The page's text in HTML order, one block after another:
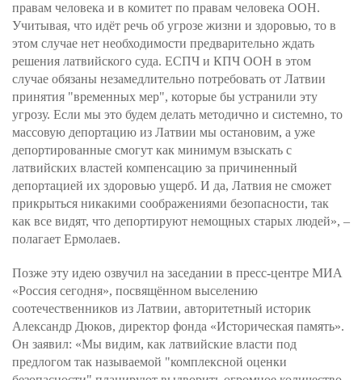
правам человека и в комитет по правам человека ООН.
Учитывая, что идёт речь об угрозе жизни и здоровью, то в
этом случае нет необходимости предварительно ждать
решения латвийского суда. ЕСПЧ и КПЧ ООН в этом
случае обязаны незамедлительно потребовать от Латвии
принятия "временных мер", которые бы устранили эту
угрозу. Если мы это будем делать методично и системно, то
массовую депортацию из Латвии мы остановим, а уже
депортированные смогут как минимум взыскать с
латвийских властей компенсацию за причиненный
депортацией их здоровью ущерб. И да, Латвия не сможет
прикрыться никакими соображениями безопасности, так
как все видят, что депортируют немощных старых людей», –
полагает Ермолаев.
Позже эту идею озвучил на заседании в пресс-центре МИА
«Россия сегодня», посвящённом выселению
соотечественников из Латвии, авторитетный историк
Александр Дюков, директор фонда «Историческая память».
Он заявил: «Мы видим, как латвийские власти под
предлогом так называемой "комплексной оценки